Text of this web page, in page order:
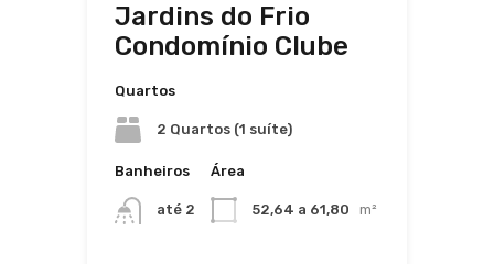
Jardins do Frio
Condomínio Clube
Quartos
2 Quartos (1 suíte)
Banheiros
até 2
Área
52,64 a 61,80 m²